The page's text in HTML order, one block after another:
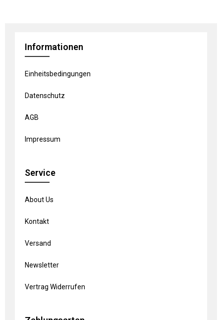
Informationen
Einheitsbedingungen
Datenschutz
AGB
Impressum
Service
About Us
Kontakt
Versand
Newsletter
Vertrag Widerrufen